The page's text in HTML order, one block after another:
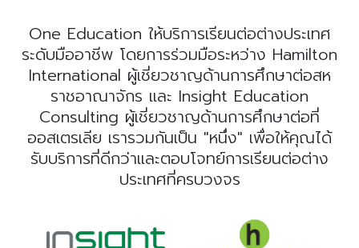
One Education ให้บริการเรียนต่อต่างประเทศ
ระดับมืออาชีพ โดยการร่วมมือระหว่าง Hamilton
International ผู้เชี่ยวชาญด้านการศึกษาต่อสห
ราชอาณาจักร และ Insight Education
Consulting ผู้เชี่ยวชาญด้านการศึกษาต่อที่
ออสเตรเลีย เรารวมกันเป็น "หนึ่ง" เพื่อให้คุณได้
รับบริการที่ดีกว่าและตอบโจทย์การเรียนต่อต่าง
ประเทศที่ครบวงจร